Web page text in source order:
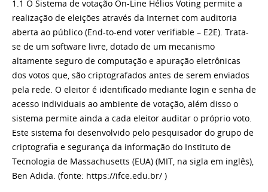
1.1 O Sistema de votação On-Line Hélios Voting permite a
realização de eleições através da Internet com auditoria
aberta ao público (End-to-end voter verifiable – E2E). Trata-
se de um software livre, dotado de um mecanismo
altamente seguro de computação e apuração eletrônicas
dos votos que, são criptografados antes de serem enviados
pela rede. O eleitor é identificado mediante login e senha de
acesso individuais ao ambiente de votação, além disso o
sistema permite ainda a cada eleitor auditar o próprio voto.
Este sistema foi desenvolvido pelo pesquisador do grupo de
criptografia e segurança da informação do Instituto de
Tecnologia de Massachusetts (EUA) (MIT, na sigla em inglês),
Ben Adida. (fonte: https://ifce.edu.br/ )